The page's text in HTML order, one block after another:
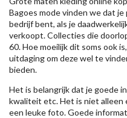
Bagoes mode vinden we dat
bedrijf bent, als je
verkoopt. Collecties die
60. Hoe moeilijk dit soms ook
uitdaging om deze wel te
bieden.
Het is belangrijk dat je goede
kwaliteit etc. Het is niet alleen
een leuke foto. Goede